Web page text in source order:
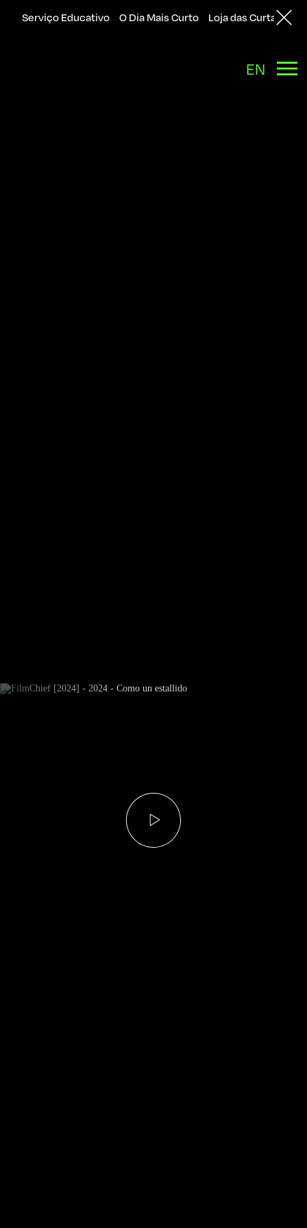
Serviço Educativo O Dia Mais Curto Loja das Curtas
EN
Back